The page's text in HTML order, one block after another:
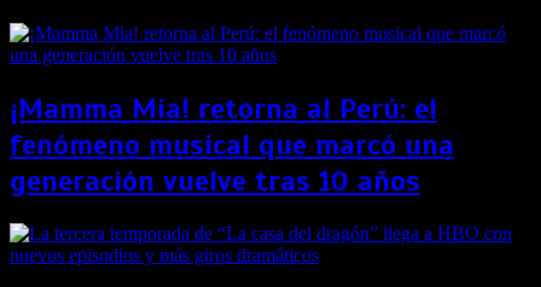
¡Mamma Mia! retorna al Perú: el
fenómeno musical que marcó una
generación vuelve tras 10 años